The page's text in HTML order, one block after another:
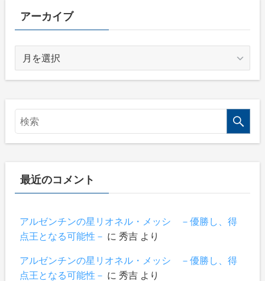
ーアーカイブ
カ
ブ
最近のコメント
アルゼンチンの星リオネル・メッシ －優勝し、得
点王となる可能性－ に 秀吉より
アルゼンチンの星リオネル・メッシ －優勝し、得
点王となる可能性－ に 秀吉より